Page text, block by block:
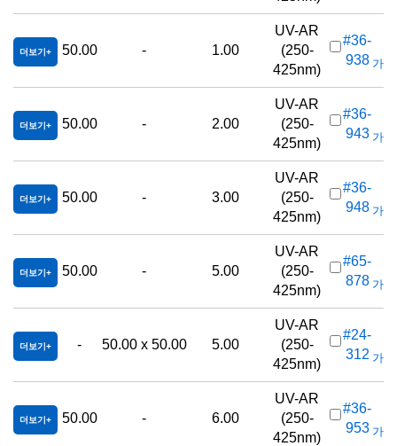
더보기 50.00 - 1.00
UV-AR
(250-
425nm)
#36-
938 가
더보기 50.00 - 2.00
UV-AR
(250-
425nm)
#36-
943 가
더보기 50.00 - 3.00
UV-AR
(250-
425nm)
#36-
948 가
더보기 50.00 - 5.00
UV-AR
(250-
425nm)
#65-
878 가
더보기 - 50.00 x 50.00 5.00
UV-AR
(250-
425nm)
#24-
312 가
더보기 50.00 - 6.00
UV-AR
(250-
425nm)
#36-
953 가